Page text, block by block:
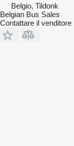
Belgio, Tildonk
Belgian Bus Sales
Contattare il venditore